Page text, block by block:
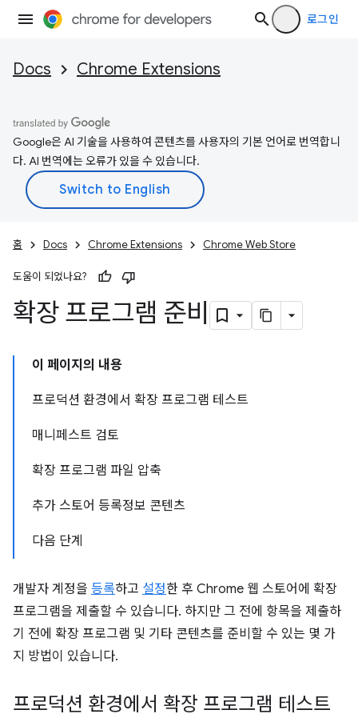
로그인
Docs Chrome Extensions
Google은 AI 기술을 사용하여 콘텐츠를 사용자의 기본 언어로 번역합니
다. AI 번역에는 오류가 있을 수 있습니다.
홈 Docs Chrome Extensions Chrome Web Store
도움이 되었나요?
확장 프로그램 준비
이 페이지의 내용
프로덕션 환경에서 확장 프로그램 테스트
매니페스트 검토
확장 프로그램 파일 압축
추가 스토어 등록정보 콘텐츠
다음 단계
개발자 계정을 등록하고 설정한 후 Chrome 웹 스토어에 확장
프로그램을 제출할 수 있습니다. 하지만 그 전에 항목을 제출하
기 전에 확장 프로그램 및 기타 콘텐츠를 준비할 수 있는 몇 가
지 방법이 있습니다.
프로덕션 환경에서 확장 프로그램 테스트